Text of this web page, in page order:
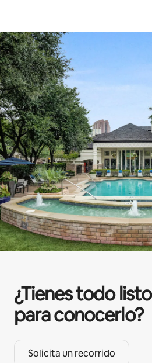
¿Tienes todo listo
para conocerlo?
Solicita un recorrido